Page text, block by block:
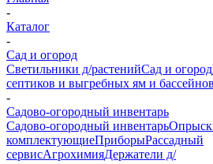
-
Каталог
-
Сад и огород
Светильники д/растенийСад и огород
септиков и выгребных ям и бассейнов
-
Садово-огородный инвентарь
Садово-огородный инвентарь
комплектующиеПриборыРассадный
сервисАгрохимияДержатели д/